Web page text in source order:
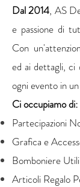
Dal 2014, AS
e passione di
Con
ed ai dettagli, ci
ogni evento in
Ci occupiamo di:
Partecipazioni
Grafica e
Bomboniere
Articoli Regalo